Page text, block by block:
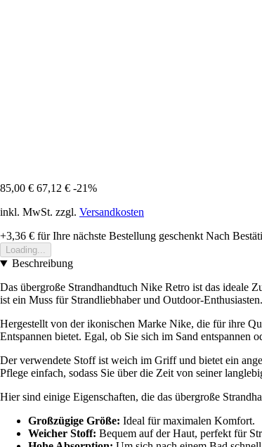
85,00 € 67,12 € -21%
inkl. MwSt. zzgl. Versandkosten
+3,36 € für Ihre nächste Bestellung geschenkt Nach
Loading...
Beschreibung
Das übergroße Strandhandtuch Nike Retro ist das ideale
ist ein Muss für Strandliebhaber und Outdoor-Enthusiasten.
Hergestellt von der ikonischen Marke Nike, die für ihre
Entspannen bietet. Egal, ob Sie sich im Sand entspannen
Der verwendete Stoff ist weich im Griff und bietet ein
Pflege einfach, sodass Sie über die Zeit von seiner
Hier sind einige Eigenschaften, die das übergroße
Großzügige Größe: Ideal für maximalen Komfort.
Weicher Stoff: Bequem auf der Haut, perfekt für